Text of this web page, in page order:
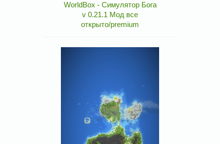
WorldBox - Симулятор Бога
v 0.21.1 Мод все
открыто/premium